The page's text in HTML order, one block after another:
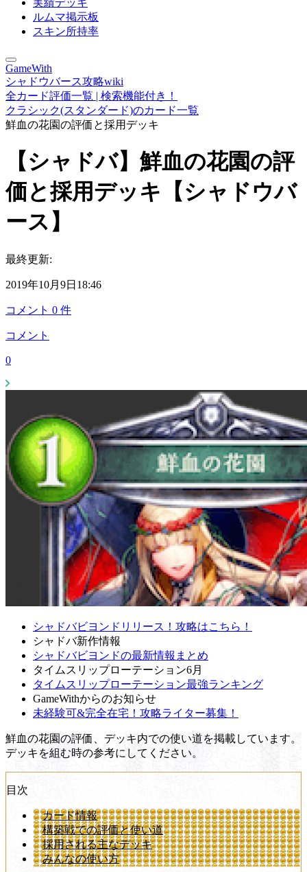
実績デッキ
ルムマ掲示板
スキン所持率
GameWith
シャドウバース攻略wiki
全カード評価一覧 | 検索機能付き！
クラシック(スタンダード)のカード一覧
鮮血の花園の評価と採用デッキ
【シャドバ】鮮血の花園の評
価と採用デッキ【シャドウバ
ース】
最終更新:
2019年10月9日18:46
コメント 0 件
コメント
0
シャドバビヨンドリリース！攻略はこちら！
シャドバ新作情報
シャドバビヨンドの最新情報まとめ
タイムスリップローテーション6月
タイムスリップローテーション最強ランキング
GameWithからのお知らせ
未経験可&完全在宅！攻略ライター募集！
鮮血の花園の評価、デッキ内での使い道を掲載しています。
デッキを組む時の参考にしてください。
目次
カード情報
構築戦での評価と使い道
採用される主なデッキ
みんなの使い方